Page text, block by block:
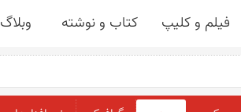
فیلم و کلیپ کتاب و نوشته وبلاگ